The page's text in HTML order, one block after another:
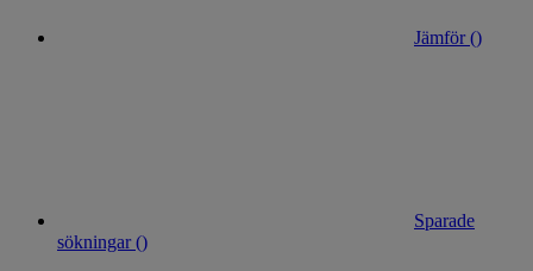
Jämför ()
Sparade
sökningar ()